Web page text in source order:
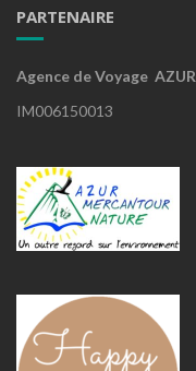
PARTENAIRE
Agence de Voyage
IM006150013